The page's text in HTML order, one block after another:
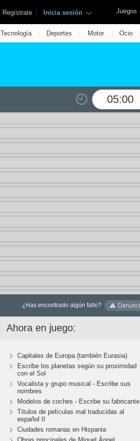
Juegos
Regístrate | Inicia sesión
Tecnología | Deportes | Motor | Ocio |
05:00
¿Has encontrado algún fallo?
Ahora en juego:
Capitales de Europa (también Eurasia)
Escribe los planetas según su proximidad
con el Sol
Vocalista y grupo musical - Escribe sus
nombres
Modelos de coches - Escribe su fabricante
Títulos de películas mal traducidas al
español II
Ciudades romanas en Hispania